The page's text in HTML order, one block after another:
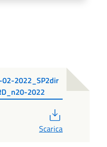
2022_SP2dir
2022
Scarica